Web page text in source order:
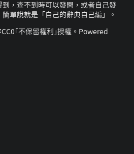
，查不到時可以發問，或者自己發
單說就是「自己的辭典自己編」。
｢不保留權利｣授權。Powered